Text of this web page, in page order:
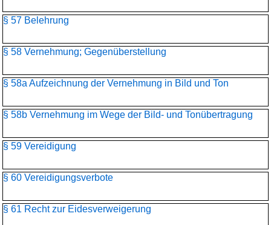
§ 57 Belehrung
§ 58 Vernehmung; Gegenüberstellung
§ 58a Aufzeichnung der Vernehmung in Bild und Ton
§ 58b Vernehmung im Wege der Bild- und Tonübertragung
§ 59 Vereidigung
§ 60 Vereidigungsverbote
§ 61 Recht zur Eidesverweigerung